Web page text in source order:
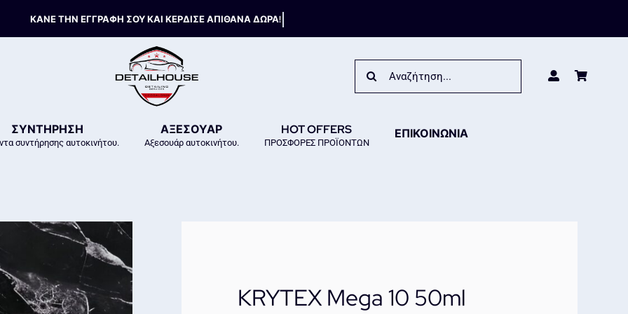
Search
ΣΥΝΤΗΡΗΣΗ
συντήρησης αυτοκινήτου.
ΑΞΕΣΟΥΑΡ
Αξεσουάρ αυτοκινήτου.
HOT OFFERS
ΠΡΟΣΦΟΡΕΣ ΠΡΟΪΟΝΤΩΝ
ΕΠΙΚΟΙΝΩΝΙΑ
KRYTEX Mega 10 50ml